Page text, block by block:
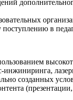
в
созданных